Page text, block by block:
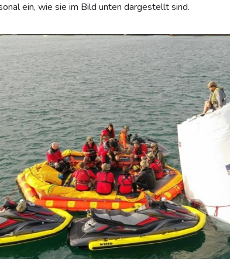
ein, wie sie im Bild unten dargestellt sind.